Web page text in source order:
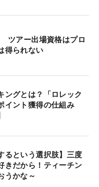
ツアー出場資格はプロ
得られない
ングとは？「ロレック
イント獲得の仕組み
るという選択肢】三度
きだから！ティーチン
うかな～